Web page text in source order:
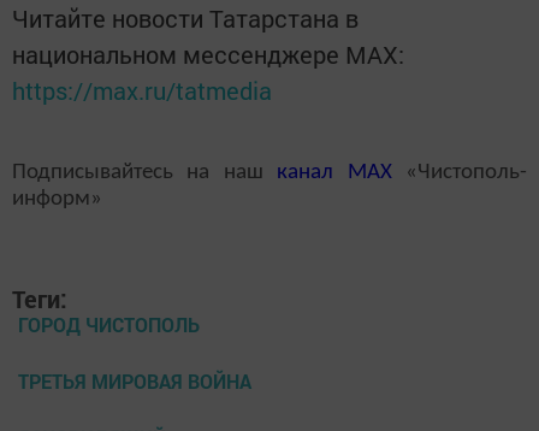
Читайте новости Татарстана в
национальном мессенджере MАХ:
https://max.ru/tatmedia
Подписывайтесь на наш канал MAX«Чистополь-
информ»
Теги:
ГОРОД ЧИСТОПОЛЬ
ТРЕТЬЯ МИРОВАЯ ВОЙНА